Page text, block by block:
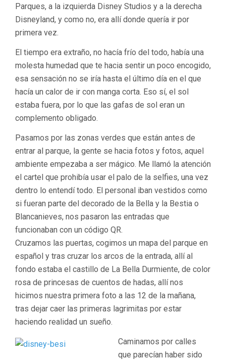
Parques, a la izquierda Disney Studios y a la derecha
Disneyland, y como no, era allí donde quería ir por
primera vez.
El tiempo era extraño, no hacía frío del todo, había una
molesta humedad que te hacia sentir un poco encogido,
esa sensación no se iría hasta el último día en el que
hacía un calor de ir con manga corta. Eso sí, el sol
estaba fuera, por lo que las gafas de sol eran un
complemento obligado.
Pasamos por las zonas verdes que están antes de
entrar al parque, la gente se hacia fotos y fotos, aquel
ambiente empezaba a ser mágico. Me llamó la atención
el cartel que prohibía usar el palo de la selfies, una vez
dentro lo entendí todo. El personal iban vestidos como
si fueran parte del decorado de la Bella y la Bestia o
Blancanieves, nos pasaron las entradas que
funcionaban con un código QR.
Cruzamos las puertas, cogimos un mapa del parque en
español y tras cruzar los arcos de la entrada, allí al
fondo estaba el castillo de La Bella Durmiente, de color
rosa de princesas de cuentos de hadas, allí nos
hicimos nuestra primera foto a las 12 de la mañana,
tras dejar caer las primeras lagrimitas por estar
haciendo realidad un sueño.
Caminamos por calles
que parecían haber sido